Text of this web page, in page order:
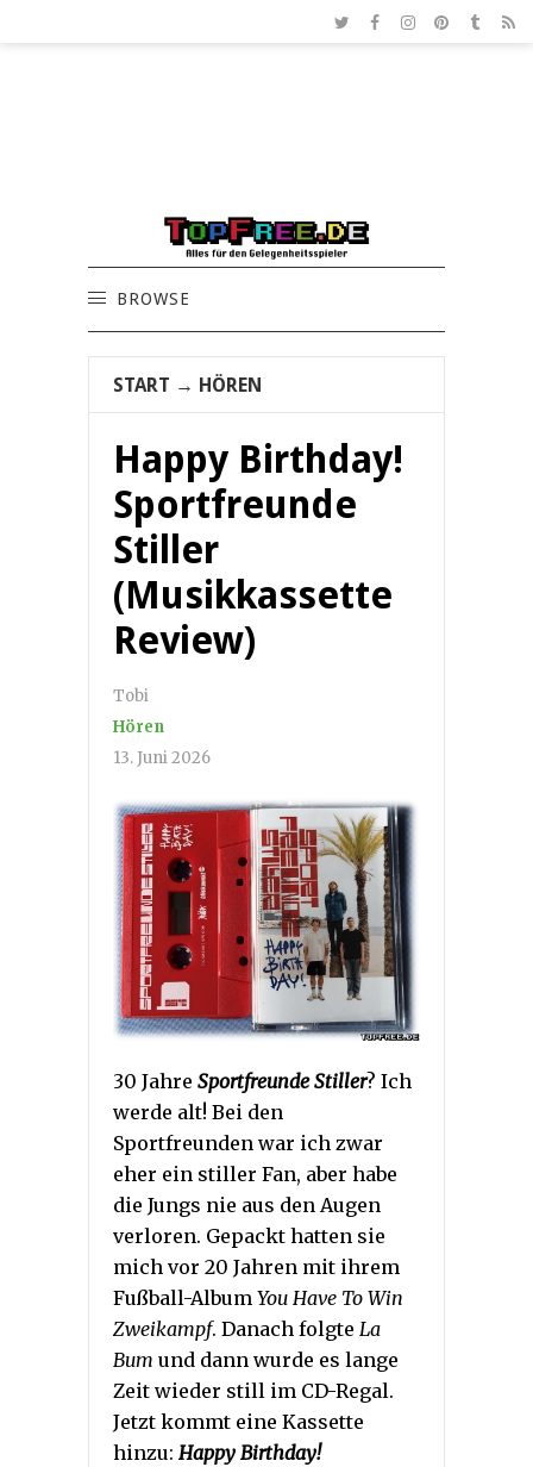
BROWSE
START → HÖREN
Happy Birthday!
Sportfreunde
Stiller
(Musikkassette
Review)
Tobi
Hören
13. Juni 2026
30 Jahre Sportfreunde Stiller? Ich
werde alt! Bei den
Sportfreunden war ich zwar
eher ein stiller Fan, aber habe
die Jungs nie aus den Augen
verloren. Gepackt hatten sie
mich vor 20 Jahren mit ihrem
Fußball-Album You Have To Win
Zweikampf. Danach folgte La
Bum und dann wurde es lange
Zeit wieder still im CD-Regal.
Jetzt kommt eine Kassette
hinzu: Happy Birthday!